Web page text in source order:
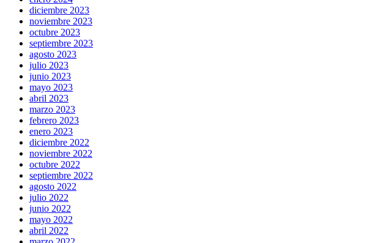
diciembre 2023
noviembre 2023
octubre 2023
septiembre 2023
agosto 2023
julio 2023
junio 2023
mayo 2023
abril 2023
marzo 2023
febrero 2023
enero 2023
diciembre 2022
noviembre 2022
octubre 2022
septiembre 2022
agosto 2022
julio 2022
junio 2022
mayo 2022
abril 2022